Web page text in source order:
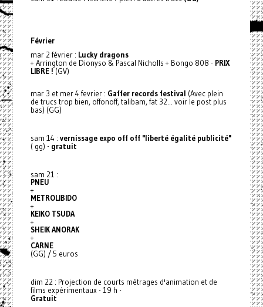
Février
mar 2 février : Lucky dragons
+ Arrington de Dionyso & Pascal Nicholls + Bongo 808 - PRIX
LIBRE ! (GV)
mar 3 et mer 4 fevrier : Gaffer records festival (Avec plein
de trucs trop bien, offonoff, talibam, fat 32... voir le post plus
bas) (GG)
sam 14 : vernissage expo off off "liberté égalité publicité"
( gg) -gratuit
sam 21 :
PNEU
+
METROLIBIDO
+
KEIKO TSUDA
+
SHEIK ANORAK
+
CARNE
(GG) / 5 euros
dim 22 : Projection de courts métrages d'animation et de
films expérimentaux - 19 h -
Gratuit